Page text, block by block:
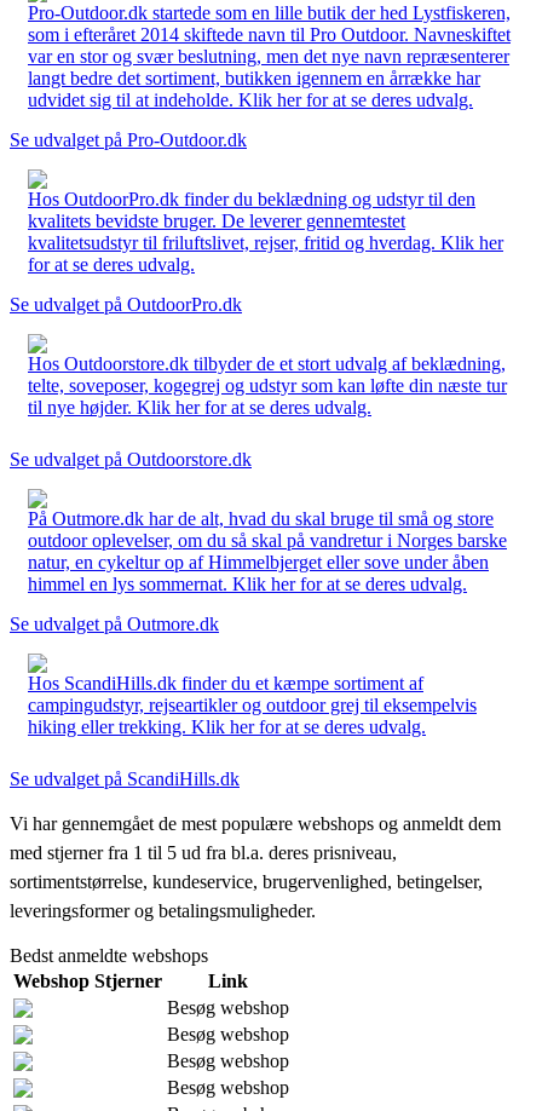
Pro-Outdoor.dk startede som en lille butik der hed Lystfiskeren,
som i efteråret 2014 skiftede navn til Pro Outdoor. Navneskiftet
var en stor og svær beslutning, men det nye navn repræsenterer
langt bedre det sortiment, butikken igennem en årrække har
udvidet sig til at indeholde. Klik her for at se deres udvalg.
Se udvalget på Pro-Outdoor.dk
Hos OutdoorPro.dk finder du beklædning og udstyr til den
kvalitets bevidste bruger. De leverer gennemtestet
kvalitetsudstyr til friluftslivet, rejser, fritid og hverdag. Klik her
for at se deres udvalg.
Se udvalget på OutdoorPro.dk
Hos Outdoorstore.dk tilbyder de et stort udvalg af beklædning,
telte, soveposer, kogegrej og udstyr som kan løfte din næste tur
til nye højder. Klik her for at se deres udvalg.
Se udvalget på Outdoorstore.dk
På Outmore.dk har de alt, hvad du skal bruge til små og store
outdoor oplevelser, om du så skal på vandretur i Norges barske
natur, en cykeltur op af Himmelbjerget eller sove under åben
himmel en lys sommernat. Klik her for at se deres udvalg.
Se udvalget på Outmore.dk
Hos ScandiHills.dk finder du et kæmpe sortiment af
campingudstyr, rejseartikler og outdoor grej til eksempelvis
hiking eller trekking. Klik her for at se deres udvalg.
Se udvalget på ScandiHills.dk
Vi har gennemgået de mest populære webshops og anmeldt dem
med stjerner fra 1 til 5 ud fra bl.a. deres prisniveau,
sortimentstørrelse, kundeservice, brugervenlighed, betingelser,
leveringsformer og betalingsmuligheder.
Bedst anmeldte webshops
Webshop Stjerner
Link
Besøg webshop
Besøg webshop
Besøg webshop
Besøg webshop